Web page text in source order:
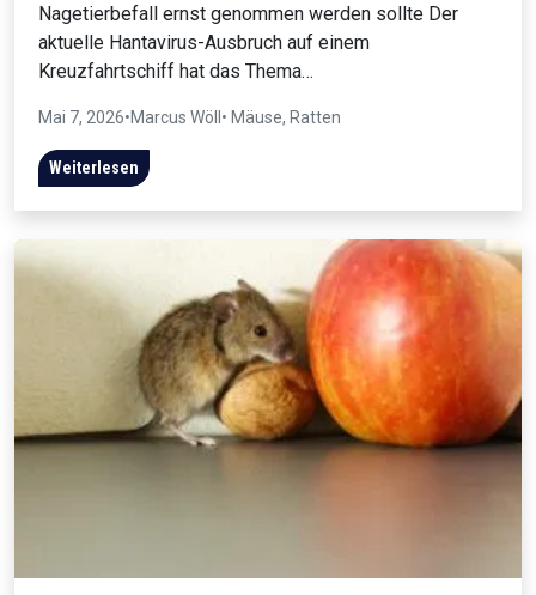
Nagetierbefall ernst genommen werden sollte Der
aktuelle Hantavirus-Ausbruch auf einem
Kreuzfahrtschiff hat das Thema…
Mai 7, 2026•Marcus Wöll • Mäuse, Ratten
Weiterlesen